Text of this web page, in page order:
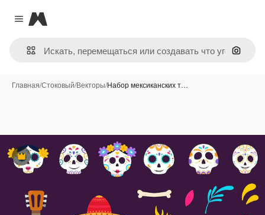
Close menu
Magnific
Поиск
Главная/Стоковый/Векторы/Набор мексиканских т…
Премиум